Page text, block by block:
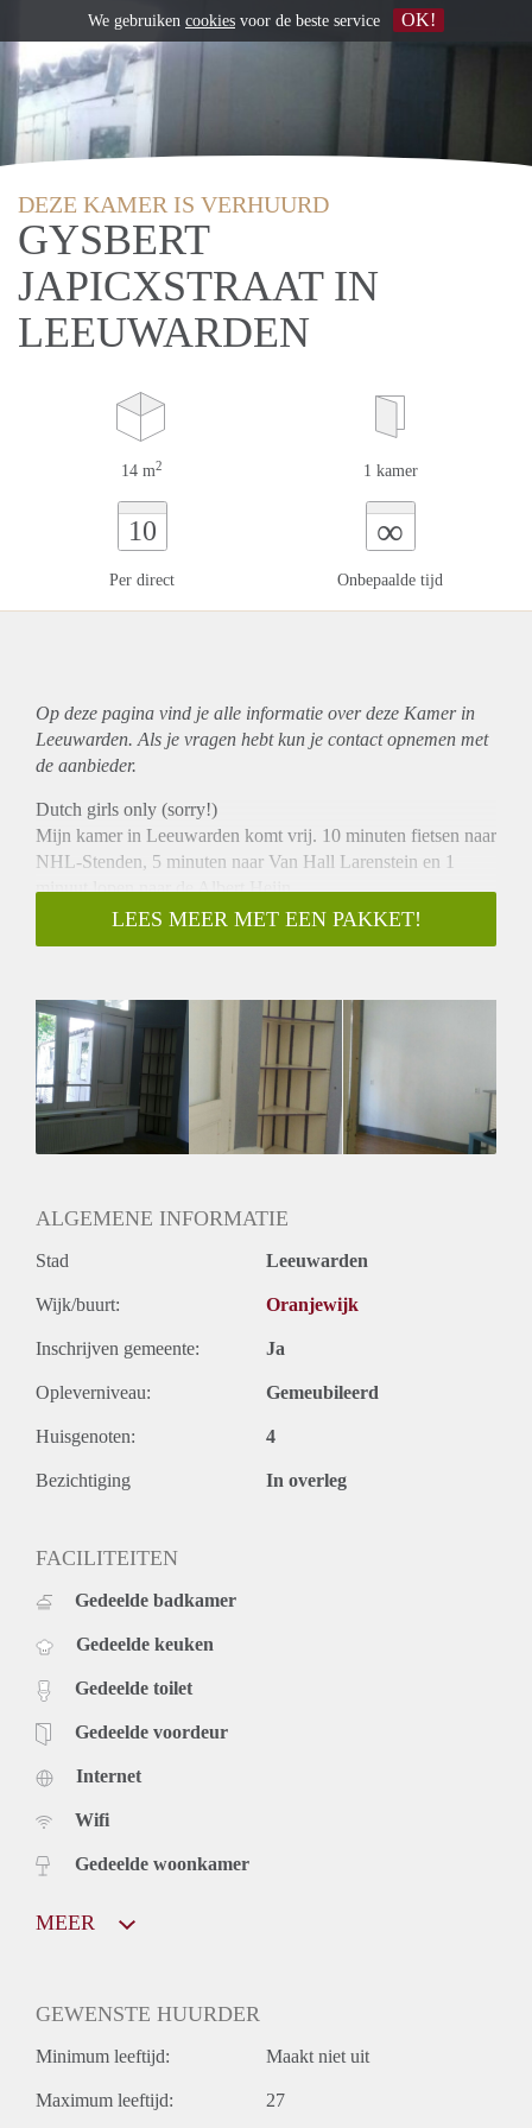
DEZE KAMER IS VERHUURD
GYSBERT
JAPICXSTRAAT IN
LEEUWARDEN
14 m2 1 kamer
10
Per direct
∞
Onbepaalde tijd
Op deze pagina vind je alle informatie over deze Kamer in
Leeuwarden. Als je vragen hebt kun je contact opnemen met
de aanbieder.
Dutch girls only (sorry!)
Mijn kamer in Leeuwarden komt vrij. 10 minuten fietsen naar
NHL-Stenden, 5 minuten naar Van Hall Larenstein en 1
minuut lopen naar de Albert Heijn.
De huur is exclusief, maar met wifi/gas/elektriciteit/water
kom je uit op 310 euro per maand. Je woont met nog drie
bevindt zich op de tweede verdieping.
Een Hemnes uitschuif bed met twee matrassen en Kallax kast
(5x5) die er in staan, zijn voor overname. Let op, in het
filmpje en de foto’s zijn deze niet te zien.
Naast de kamer zit een klein tuintje waar eventueel kan
worden gerookt. Aan het begin betaal je eenmalig 255 euro
bezichtigen, kun je mij een berichtje sturen
LEES MEER MET EEN PAKKET!
ALGEMENE INFORMATIE
Stad Leeuwarden
Wijk/buurt: Oranjewijk
Inschrijven gemeente: Ja
Opleverniveau: Gemeubileerd
Huisgenoten: 4
Bezichtiging In overleg
FACILITEITEN
Gedeelde badkamer
Gedeelde keuken
Gedeelde toilet
Gedeelde voordeur
Internet
Wifi
Gedeelde woonkamer
MEER
GEWENSTE HUURDER
Minimum leeftijd: Maakt niet uit
Maximum leeftijd: 27
We gebruiken cookies voor de beste service OK!